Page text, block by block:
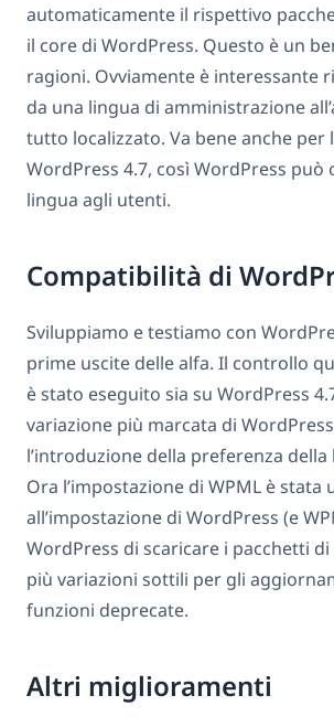
automaticamente il rispettivo
il core di WordPress. Questo è un
ragioni. Ovviamente è interessante
da una lingua di amministrazione
tutto localizzato. Va bene anche per
WordPress 4.7, così WordPress
lingua agli utenti.
Compatibilità di
Sviluppiamo e testiamo con
prime uscite delle alfa. Il controllo
è stato eseguito sia su WordPress
variazione più marcata di
l’introduzione della preferenza della
Ora l’impostazione di WPML è stata
all’impostazione di WordPress (e
WordPress di scaricare i pacchetti
più variazioni sottili per gli
funzioni deprecate.
Altri miglioramenti